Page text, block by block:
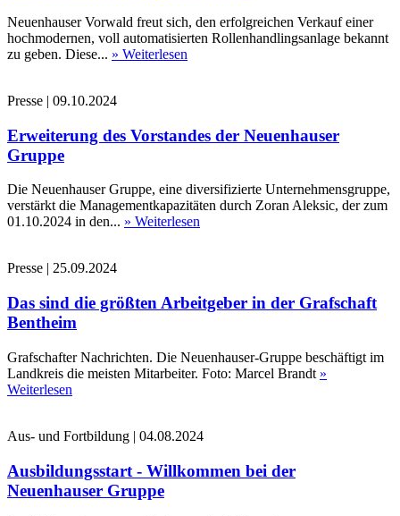
Neuenhauser Vorwald freut sich, den erfolgreichen Verkauf einer
hochmodernen, voll automatisierten Rollenhandlingsanlage bekannt
zu geben. Diese... » Weiterlesen
Presse | 09.10.2024
Erweiterung des Vorstandes der Neuenhauser
Gruppe
Die Neuenhauser Gruppe, eine diversifizierte Unternehmensgruppe,
verstärkt die Managementkapazitäten durch Zoran Aleksic, der zum
01.10.2024 in den... » Weiterlesen
Presse | 25.09.2024
Das sind die größten Arbeitgeber in der Grafschaft
Bentheim
Grafschafter Nachrichten. Die Neuenhauser-Gruppe beschäftigt im
Landkreis die meisten Mitarbeiter. Foto: Marcel Brandt »
Weiterlesen
Aus- und Fortbildung | 04.08.2024
Ausbildungsstart - Willkommen bei der
Neuenhauser Gruppe